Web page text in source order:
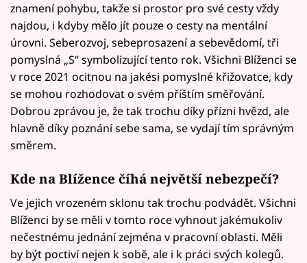
znamení pohybu, takže si prostor pro své cesty vždy
najdou, i kdyby mělo jít pouze o cesty na mentální
úrovni. Seberozvoj, sebeprosazení a sebevědomí, tři
pomyslná „S“ symbolizující tento rok. Všichni Blíženci se
v roce 2021 ocitnou na jakési pomyslné křižovatce, kdy
se mohou rozhodovat o svém příštím směřování.
Dobrou zprávou je, že tak trochu díky přízni hvězd, ale
hlavně díky poznání sebe sama, se vydají tím správným
směrem.
Kde na Blížence číhá největší nebezpečí?
Ve jejich vrozeném sklonu tak trochu podvádět. Všichni
Blíženci by se měli v tomto roce vyhnout jakémukoliv
nečestnému jednání zejména v pracovní oblasti. Měli
by být poctiví nejen k sobě, ale i k práci svých kolegů.